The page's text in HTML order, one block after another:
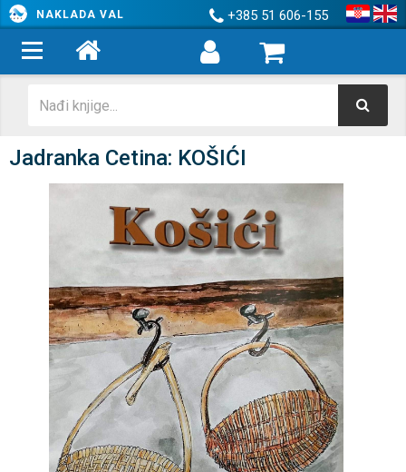
NAKLADA VAL +385 51 606-155
Jadranka Cetina: KOŠIĆI